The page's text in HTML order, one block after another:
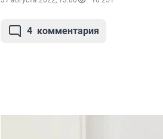
4 комментария